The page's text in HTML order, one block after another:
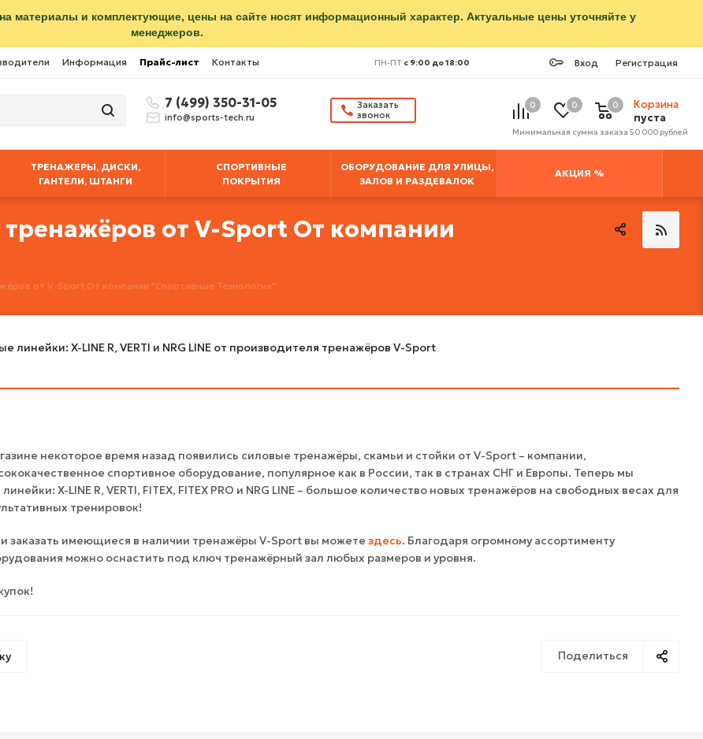
материалы и комплектующие, цены на сайте носят информационный характер. Актуальные цены уточняйте у
менеджеров.
Информация Прайс-лист Контакты Вход Регистрация
ПН-ПТ с 9:00 до 18:00
7 (499) 350-31-05
info@sports-tech.ru
Заказать
звонок
0 0
Корзина
пуста
0
Минимальная сумма заказа 50 000 рублей
ТРЕНАЖЕРЫ, ДИСКИ,
ГАНТЕЛИ, ШТАНГИ
СПОРТИВНЫЕ
ПОКРЫТИЯ
ОБОРУДОВАНИЕ ДЛЯ УЛИЦЫ,
ЗАЛОВ И РАЗДЕВАЛОК
АКЦИЯ %
от V-Sport От компании
от V-Sport От компании "Спортивные Технологии"
линейки: X-LINE R, VERTI и NRG LINE от производителя тренажёров V-Sport
некоторое время назад появились силовые тренажёры, скамьи и стойки от V-Sport – компании,
спортивное оборудование, популярное как в России, так в странах СНГ и Европы. Теперь мы
X-LINE R, VERTI, FITEX, FITEX PRO и NRG LINE – большое количество новых тренажёров на свободных весах для
тренировок!
заказать имеющиеся в наличии тренажёры V-Sport вы можете здесь. Благодаря огромному ассортименту
можно оснастить под ключ тренажёрный зал любых размеров и уровня.
Поделиться